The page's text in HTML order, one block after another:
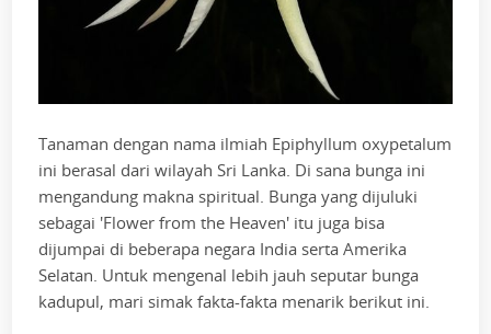
Tanaman dengan nama ilmiah Epiphyllum oxypetalum
ini berasal dari wilayah Sri Lanka. Di sana bunga ini
mengandung makna spiritual. Bunga yang dijuluki
sebagai 'Flower from the Heaven' itu juga bisa
dijumpai di beberapa negara India serta Amerika
Selatan. Untuk mengenal lebih jauh seputar bunga
kadupul, mari simak fakta-fakta menarik berikut ini.